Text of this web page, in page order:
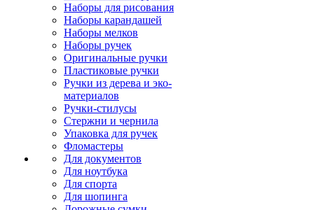
Наборы для рисования
Наборы карандашей
Наборы мелков
Наборы ручек
Оригинальные ручки
Пластиковые ручки
Ручки из дерева и эко-
материалов
Ручки-стилусы
Стержни и чернила
Упаковка для ручек
Фломастеры
Для документов
Для ноутбука
Для спорта
Для шопинга